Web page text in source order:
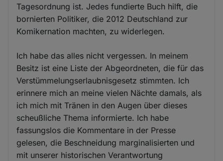
Tagesordnung ist. Jedes fundierte Buch hilft, die
bornierten Politiker, die 2012 Deutschland zur
Komikernation machten, zu widerlegen.
Ich habe das alles nicht vergessen. In meinem
Besitz ist eine Liste der Abgeordneten, die für das
Verstümmelungserlaubnisgesetz stimmten. Ich
erinnere mich an meine vielen Nächte damals, als
ich mich mit Tränen in den Augen über dieses
scheußliche Thema informierte. Ich habe
fassungslos die Kommentare in der Presse
gelesen, die Beschneidung marginalisierten und
mit unserer historischen Verantwortung